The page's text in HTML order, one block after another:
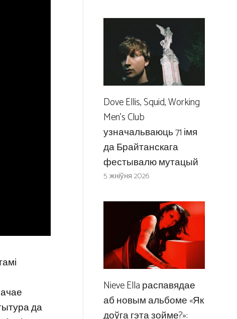
да
Dove Ellis, Squid, Working
Men’s Club
узначальваюць 71 імя
да Брайтанскага
фестывалю мутацый
5 жніўня 2026
Nieve Ella распавядае
аб новым альбоме «Як
доўга гэта зойме?»: